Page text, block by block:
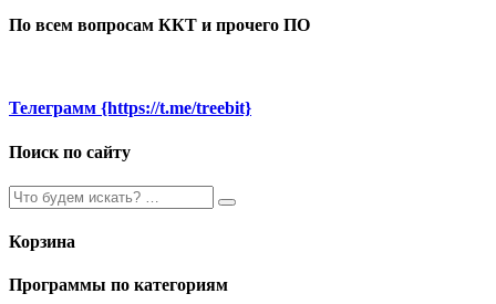
По всем вопросам ККТ и прочего ПО
Телеграмм {https://t.me/treebit}
Поиск по сайту
Корзина
Программы по категориям